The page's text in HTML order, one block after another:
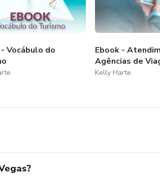
Vocábulo do
Ebook -
Agências de
Kelly Harte